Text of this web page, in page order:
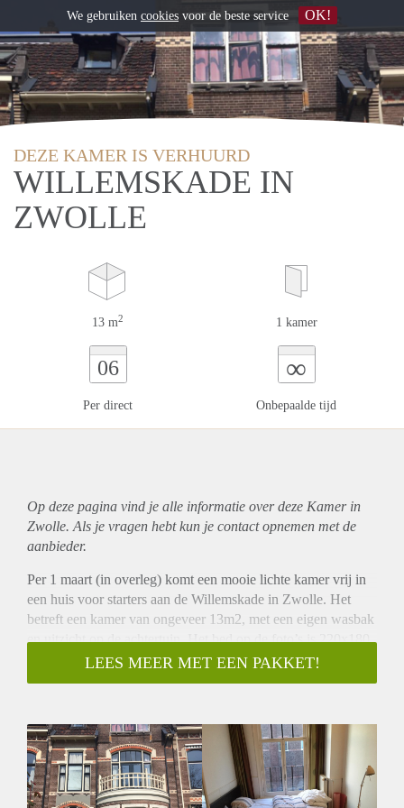
DEZE KAMER IS VERHUURD
WILLEMSKADE IN
ZWOLLE
13 m2 1 kamer
06
Per direct
∞
Onbepaalde tijd
Op deze pagina vind je alle informatie over deze Kamer in
Zwolle. Als je vragen hebt kun je contact opnemen met de
aanbieder.
Per 1 maart (in overleg) komt een mooie lichte kamer vrij in
een huis voor starters aan de Willemskade in Zwolle. Het
betreft een kamer van ongeveer 13m2, met een eigen wasbak
en uitzicht op de achtertuin. Het bed op de foto’s is 220x180,
dus niet helemaal illustratief qua ruimte.
Het is een mooi groot huis met een gemeenschappelijke
schoonmaakster langs. Ook hebben we een fijne voor- en
achtertuin met veel zon. Het ligt op 5 minuten lopen van
station en centrum, en 1 minuut van de Jumbo. Je woont met
5 andere huisgenoten, zowel mannen als vrouwen in de
LEES MEER MET EEN PAKKET!
We gebruiken cookies voor de beste service OK!